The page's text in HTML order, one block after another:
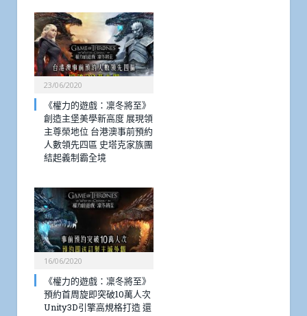
23/06/2020
《權力的遊戲：凜冬將至》
創造主堡美學新高度 展現領
主尊榮地位 台港澳事前預約
人數領先四區 史塔克家族團
結起義制霸全境
16/06/2020
《權力的遊戲：凜冬將至》
預約首周旋即突破10萬人次
Unity3D引擎高規格打造 還